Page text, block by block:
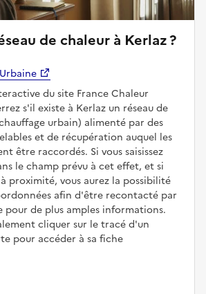
un réseau de chaleur à Kerlaz ?
du site France Chaleur
s'il existe à Kerlaz un réseau de
urbain) alimenté par des
et de récupération auquel les
être raccordés. Si vous saisissez
le champ prévu à cet effet, et si
à proximité, vous aurez la possibilité
afin d'être recontacté par
pour de plus amples informations.
cliquer sur le tracé d'un
pour accéder à sa fiche